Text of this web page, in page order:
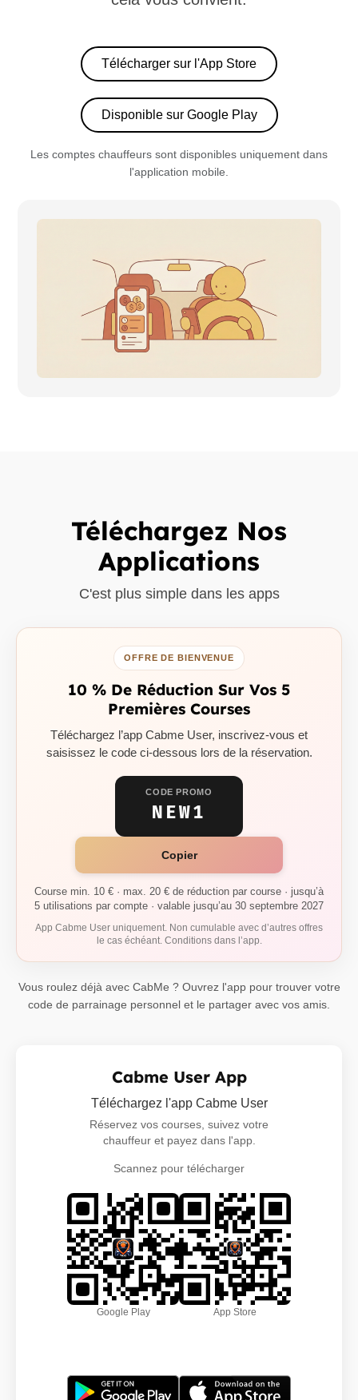
Télécharger sur l'App Store
Disponible sur Google Play
Les comptes chauffeurs sont disponibles uniquement dans
l'application mobile.
Téléchargez Nos
Applications
C'est plus simple dans les apps
OFFRE DE BIENVENUE
10 % De Réduction Sur Vos 5
Premières Courses
Téléchargez l’app Cabme User, inscrivez-vous et
saisissez le code ci-dessous lors de la réservation.
CODE PROMO
NEW1
Copier
Course min. 10 € · max. 20 € de réduction par course · jusqu’à
5 utilisations par compte · valable jusqu’au 30 septembre 2027
App Cabme User uniquement. Non cumulable avec d’autres offres
le cas échéant. Conditions dans l’app.
Vous roulez déjà avec CabMe ? Ouvrez l'app pour trouver votre
code de parrainage personnel et le partager avec vos amis.
Cabme User App
Téléchargez l'app Cabme User
Réservez vos courses, suivez votre
chauffeur et payez dans l'app.
Scannez pour télécharger
Google Play App Store